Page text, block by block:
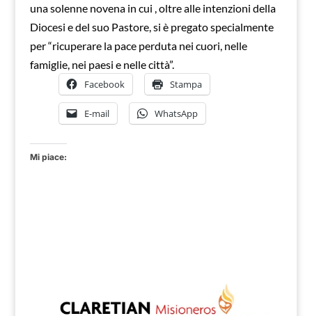
una solenne novena in cui , oltre alle intenzioni della
Diocesi e del suo Pastore, si è pregato specialmente
per “ricuperare la pace perduta nei cuori, nelle
famiglie, nei paesi e nelle città”.
Facebook Stampa
E-mail WhatsApp
Mi piace: